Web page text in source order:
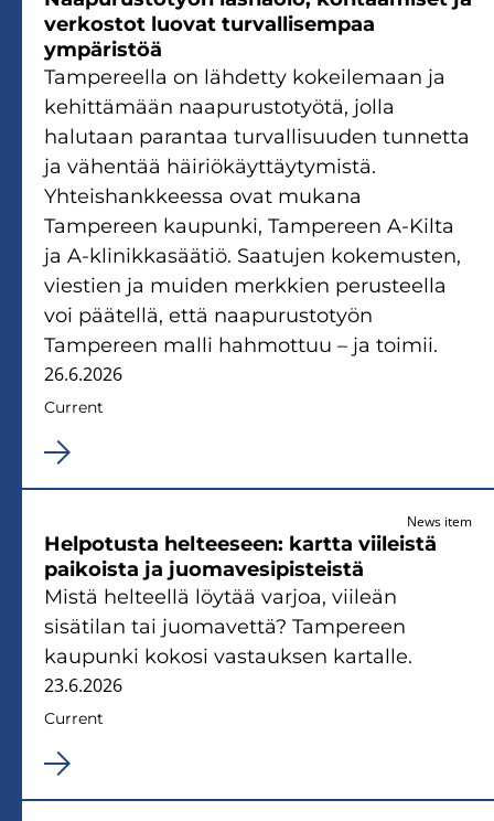
verkostot luovat turvallisempaa
ympäristöä
Tampereella on lähdetty kokeilemaan ja
kehittämään naapurustotyötä, jolla
halutaan parantaa turvallisuuden tunnetta
ja vähentää häiriökäyttäytymistä.
Yhteishankkeessa ovat mukana
Tampereen kaupunki, Tampereen A-Kilta
ja A-klinikkasäätiö. Saatujen kokemusten,
viestien ja muiden merkkien perusteella
voi päätellä, että naapurustotyön
Tampereen malli hahmottuu – ja toimii.
26.6.2026
Current
News item
Helpotusta helteeseen: kartta viileistä
paikoista ja juomavesipisteistä
Mistä helteellä löytää varjoa, viileän
sisätilan tai juomavettä? Tampereen
kaupunki kokosi vastauksen kartalle.
23.6.2026
Current